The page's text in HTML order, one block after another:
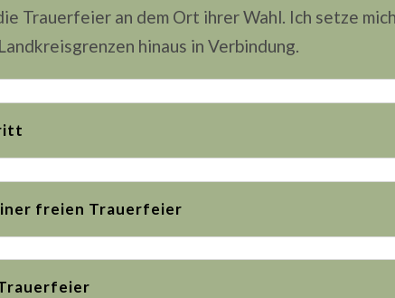
Trauerfeier an dem Ort ihrer Wahl. Ich setze
hinaus in Verbindung.
freien Trauerfeier